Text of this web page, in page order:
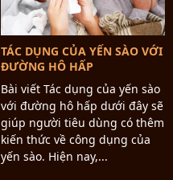
TÁC DỤNG CỦA YẾN SÀO VỚI
ĐƯỜNG HÔ HẤP
Bài viết Tác dụng của yến sào
với đường hô hấp dưới đây sẽ
giúp người tiêu dùng có thêm
kiến thức về công dụng của
yến sào. Hiện nay,...